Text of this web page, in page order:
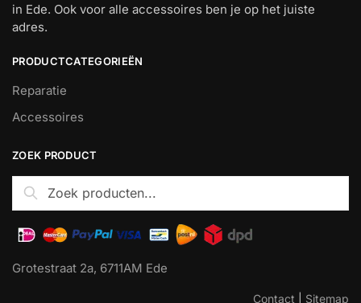
in Ede. Ook voor alle accessoires ben je op het juiste
adres.
PRODUCTCATEGORIEËN
Reparatie
Accessoires
ZOEK PRODUCT
Zoeken
naar:
Zoeken
Grotestraat 2a, 6711AM Ede
Contact Sitemap